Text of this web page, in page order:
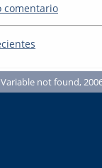
comentario
Variable not found,